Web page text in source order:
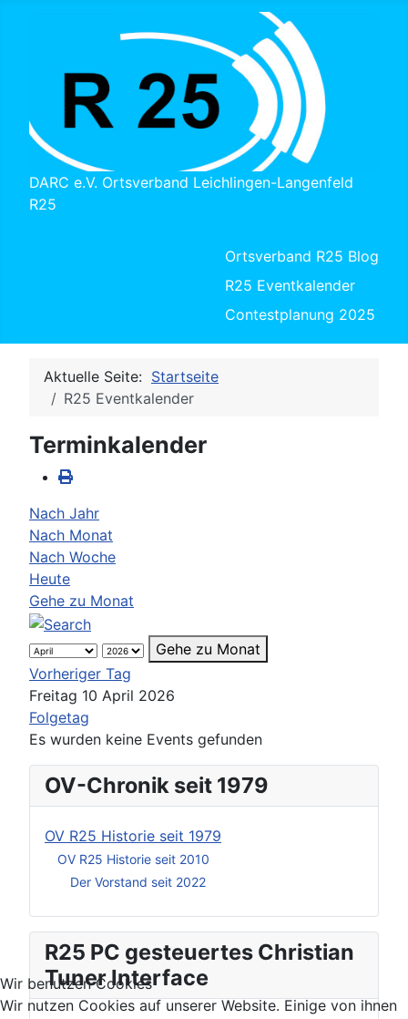
DARC e.V. Ortsverband Leichlingen-Langenfeld
R25
Ortsverband R25 Blog
R25 Eventkalender
Contestplanung 2025
OV-Chronik seit 1979
OV R25 Historie seit 1979
OV R25 Historie seit 2010
Der Vorstand seit 2022
R25 PC gesteuertes Christian
Tuner Interface
Aktuelle Seite: Startseite
R25 Eventkalender
Terminkalender
Nach Jahr
Nach Monat
Nach Woche
Heute
Gehe zu Monat
Gehe zu Monat
Vorheriger Tag
Freitag 10 April 2026
Folgetag
Es wurden keine Events gefunden
Wir benutzen Cookies
Wir nutzen Cookies auf unserer Website. Einige von ihnen